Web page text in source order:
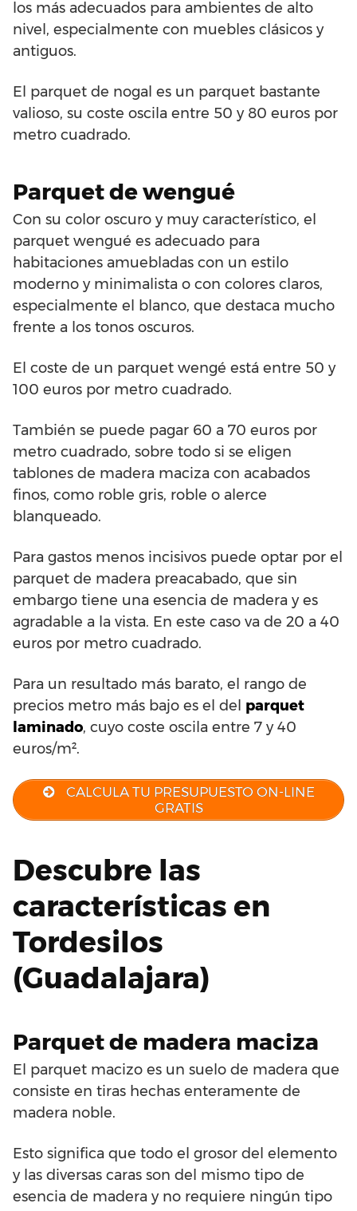
los más adecuados para ambientes de alto
nivel, especialmente con muebles clásicos y
antiguos.
El parquet de nogal es un parquet bastante
valioso, su coste oscila entre 50 y 80 euros por
metro cuadrado.
Parquet de wengué
Con su color oscuro y muy característico, el
parquet wengué es adecuado para
habitaciones amuebladas con un estilo
moderno y minimalista o con colores claros,
especialmente el blanco, que destaca mucho
frente a los tonos oscuros.
El coste de un parquet wengé está entre 50 y
100 euros por metro cuadrado.
También se puede pagar 60 a 70 euros por
metro cuadrado, sobre todo si se eligen
tablones de madera maciza con acabados
finos, como roble gris, roble o alerce
blanqueado.
Para gastos menos incisivos puede optar por el
parquet de madera preacabado, que sin
embargo tiene una esencia de madera y es
agradable a la vista. En este caso va de 20 a 40
euros por metro cuadrado.
Para un resultado más barato, el rango de
precios metro más bajo es el del parquet
laminado, cuyo coste oscila entre 7 y 40
euros/m².
CALCULA TU PRESUPUESTO ON-LINE
GRATIS
Descubre las
características en
Tordesilos
(Guadalajara)
Parquet de madera maciza
El parquet macizo es un suelo de madera que
consiste en tiras hechas enteramente de
madera noble.
Esto significa que todo el grosor del elemento
y las diversas caras son del mismo tipo de
esencia de madera y no requiere ningún tipo